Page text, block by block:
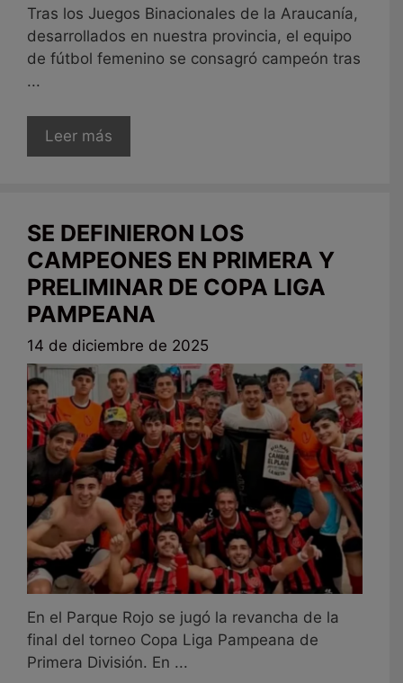
Tras los Juegos Binacionales de la Araucanía,
desarrollados en nuestra provincia, el equipo
de fútbol femenino se consagró campeón tras
...
Leer más
SE DEFINIERON LOS
CAMPEONES EN PRIMERA Y
PRELIMINAR DE COPA LIGA
PAMPEANA
14 de diciembre de 2025
En el Parque Rojo se jugó la revancha de la
final del torneo Copa Liga Pampeana de
Primera División. En ...